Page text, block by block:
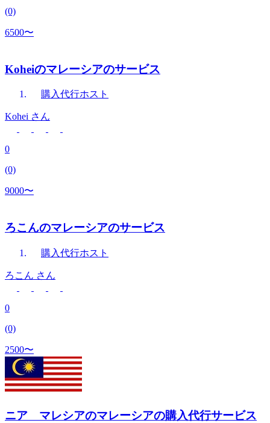
(0)
6500〜
Koheiのマレーシアのサービス
購入代行ホスト
Kohei さん
0
(0)
9000〜
ろこんのマレーシアのサービス
購入代行ホスト
ろこん さん
0
(0)
2500〜
ニア マレシアのマレーシアの購入代行サービス